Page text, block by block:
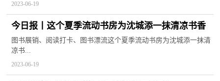
2023-06-19
今日报丨这个夏季流动书房为沈城添一抹清凉书香
图书展销、阅读打卡、图书漂流这个夏季流动书房为沈城添一抹清
凉书...
2023-06-19